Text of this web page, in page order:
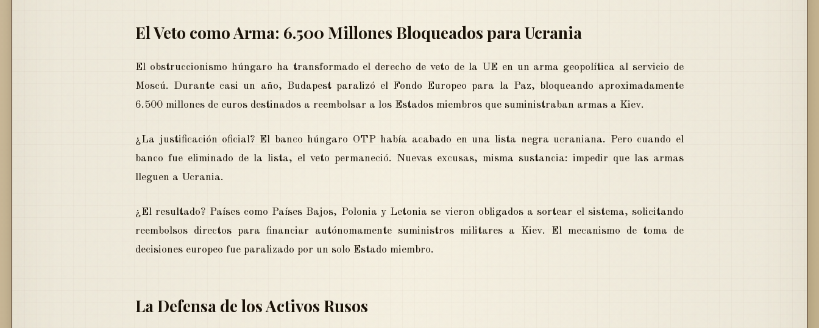
El Veto como Arma: 6.500 Millones Bloqueados para Ucrania
El obstruccionismo húngaro ha transformado el derecho de veto de la UE en un arma geopolítica al servicio de
Moscú. Durante casi un año, Budapest paralizó el Fondo Europeo para la Paz, bloqueando aproximadamente
6.500 millones de euros destinados a reembolsar a los Estados miembros que suministraban armas a Kiev.
¿La justificación oficial? El banco húngaro OTP había acabado en una lista negra ucraniana. Pero cuando el
banco fue eliminado de la lista, el veto permaneció. Nuevas excusas, misma sustancia: impedir que las armas
lleguen a Ucrania.
¿El resultado? Países como Países Bajos, Polonia y Letonia se vieron obligados a sortear el sistema, solicitando
reembolsos directos para financiar autónomamente suministros militares a Kiev. El mecanismo de toma de
decisiones europeo fue paralizado por un solo Estado miembro.
La Defensa de los Activos Rusos